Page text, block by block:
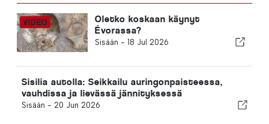
Oletko koskaan käynyt
Évorassa?
Sisään - 18 Jul 2026
Sisilia autolla: Seikkailu auringonpaisteessa,
vauhdissa ja lievässä jännityksessä
Sisään - 20 Jun 2026